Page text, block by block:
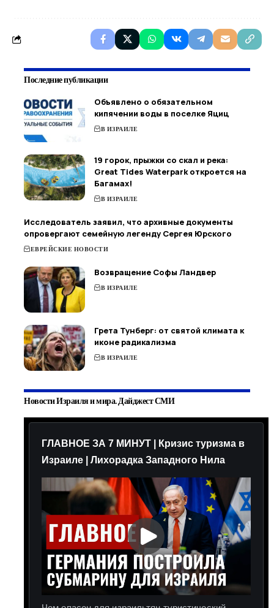
Последние публикации
Объявлено о обязательном
кипячении воды в поселке Яциц
В ИЗРАИЛЕ
19 горок, прыжки со скал и река:
Great Tides Waterpark откроется на
Багамах!
В ИЗРАИЛЕ
Исследователь заявил, что архивные документы
опровергают семейную легенду Сергея Юрского
ЕВРЕЙСКИЕ НОВОСТИ
Возвращение Софы Ландвер
В ИЗРАИЛЕ
Грета Тунберг: от святой климата к
иконе радикализма
В ИЗРАИЛЕ
Новости Израиля и мира. Дайджест СМИ